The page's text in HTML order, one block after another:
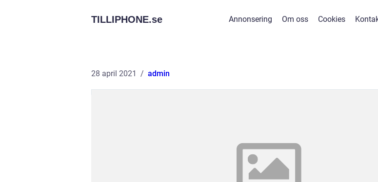
TILLIPHONE.se Annonsering Om oss Cookies
28 april 2021 admin